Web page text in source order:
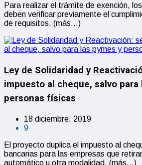
Para realizar el trámite de exención,
deben verificar previamente el
de requisitos. (más…)
Ley de Solidaridad y
impuesto al cheque, salvo para
personas físicas
18 diciembre, 2019
9
El proyecto duplica el impuesto al
bancarias para las empresas que
automático u otra modalidad. (más…)